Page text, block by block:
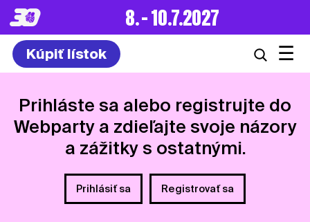
8. – 10.7.2027
Kúpiť lístok ☰
Prihláste sa alebo registrujte do
Webparty a zdieľajte svoje názory
a zážitky s ostatnými.
Prihlásiť sa Registrovať sa